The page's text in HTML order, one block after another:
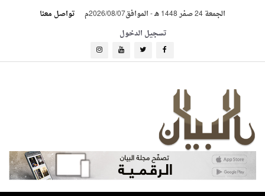
الجمعة 24 صفر 1448 هـ -الموافق2026/08/07م
تواصل معنا
تسجيل الدخول